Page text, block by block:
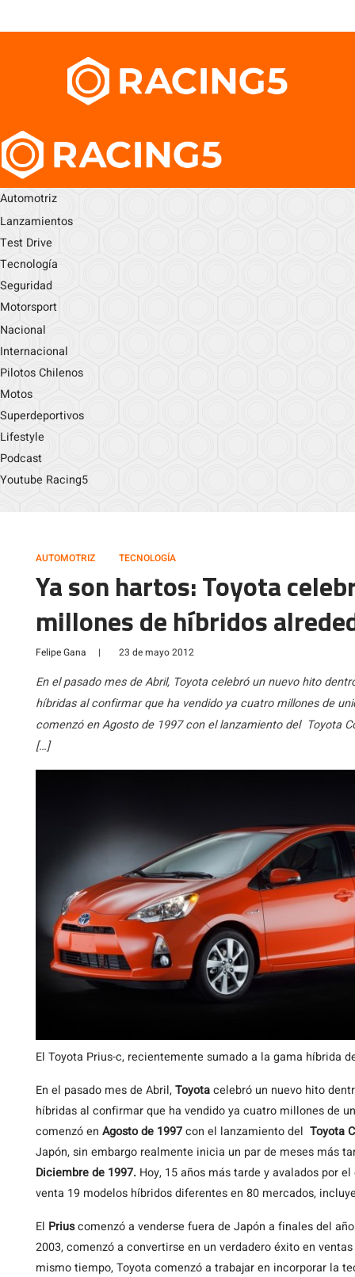
Automotriz
Lanzamientos
Test Drive
Tecnología
Seguridad
Motorsport
Nacional
Internacional
Pilotos Chilenos
Motos
Superdeportivos
Lifestyle
Podcast
Youtube Racing5
AUTOMOTRIZ TECNOLOGÍA
Ya son hartos: Toyota
millones de híbridos
Felipe Gana | 23 de mayo 2012
En el pasado mes de Abril, Toyota celebró un nuevo hito
híbridas al confirmar que ha vendido ya cuatro millones de
comenzó en Agosto de 1997 con el lanzamiento del Toyota
[…]
El Toyota Prius-c, recientemente sumado a la gama híbrida
En el pasado mes de Abril,Toyotacelebró un nuevo hito
híbridas al confirmar que ha vendido ya cuatro millones de
comenzó en Agosto de 1997con el lanzamiento del Toyota
Japón, sin embargo realmente inicia un par de meses más
Diciembre de 1997. Hoy, 15 años más tarde y avalados por
venta 19 modelos híbridos diferentes en 80 mercados,
El Priuscomenzó a venderse fuera de Japón a finales del
2003, comenzó a convertirse en un verdadero éxito en
mismo tiempo, Toyota comenzó a trabajar en incorporar la